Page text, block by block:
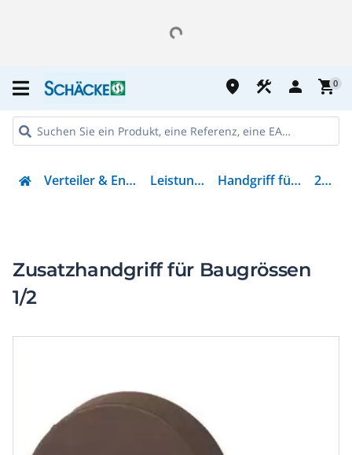
place construction person shopping_cart0
Verteiler & Energieverteilung Leistungsschalter Handgriff für Schaltgeräte 266621
Zusatzhandgriff für Baugrössen
1/2